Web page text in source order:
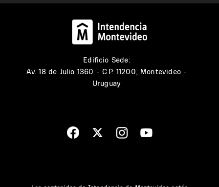
Edificio Sede:
Av. 18 de Julio 1360 - C.P. 11200, Montevideo -
Uruguay